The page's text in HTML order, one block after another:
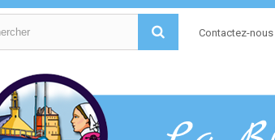
Contactez-nous